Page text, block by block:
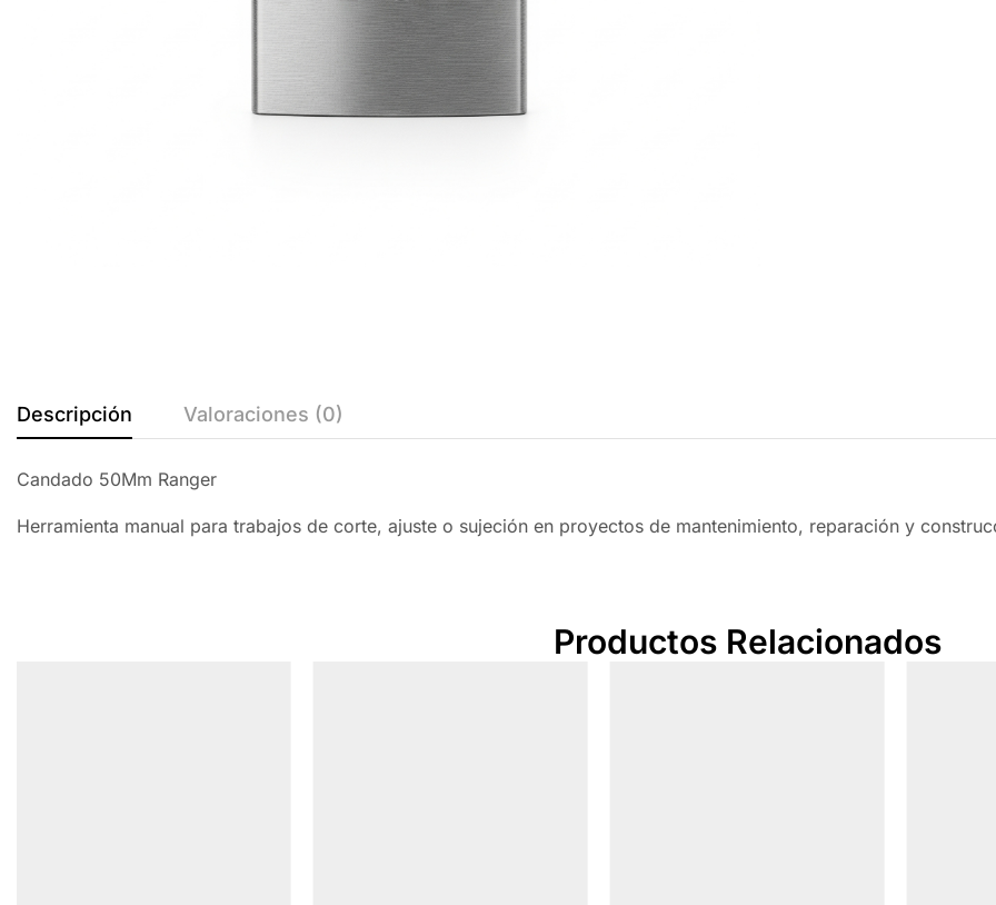
Descripción Valoraciones (0)
Candado 50Mm Ranger
Herramienta manual para trabajos de corte, ajuste o sujeción en proyectos de mantenimiento, reparación y
Productos Relacionados